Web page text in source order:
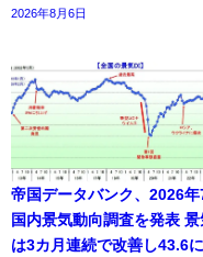
2026年8月6日
帝国データバンク、2026年
国内景気動向調査を発表 景
は3カ月連続で改善し43.6に